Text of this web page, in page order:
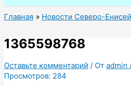
Главная Новости Северо-
1365598768
Оставьте комментарий / От admin
Просмотров: 284